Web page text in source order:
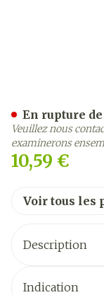
10,59 €
En rupture
Veuillez nous
examinerons
Voir tous les
Description
Indication